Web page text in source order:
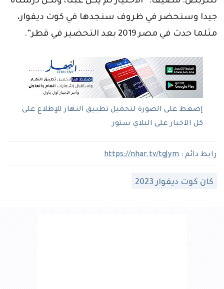
جيدا وسنحضر في ظروف سنجدها في كوت ديفوار،
مثلما حدث في مصر 2019 بعد التحضير في قطر”.
إضغط على الصورة لتحميل تطبيق النهار للإطلاع على
كل الآخبار على البلاي ستور
رابط دائم : https://nhar.tv/tgJym
كان كوت ديفوار 2023